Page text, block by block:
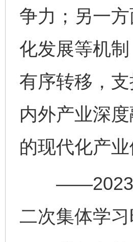
争力；另一
化发展等机
有序转移，
内外产业深
的现代化产业
——2023年
二次集体学